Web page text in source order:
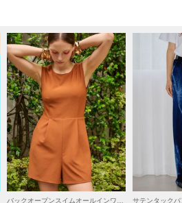
サテンタック